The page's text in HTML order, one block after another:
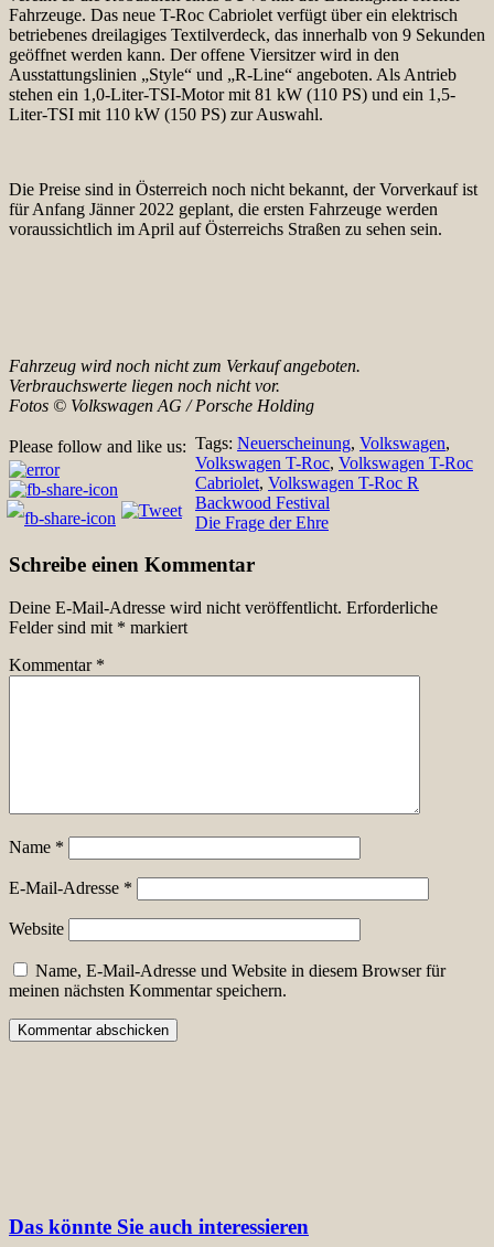
Fahrzeuge. Das neue T-Roc Cabriolet verfügt über ein elektrisch
betriebenes dreilagiges Textilverdeck, das innerhalb von 9 Sekunden
geöffnet werden kann. Der offene Viersitzer wird in den
Ausstattungslinien „Style“ und „R-Line“ angeboten. Als Antrieb
stehen ein 1,0-Liter-TSI-Motor mit 81 kW (110 PS) und ein 1,5-
Liter-TSI mit 110 kW (150 PS) zur Auswahl.
Die Preise sind in Österreich noch nicht bekannt, der Vorverkauf ist
für Anfang Jänner 2022 geplant, die ersten Fahrzeuge werden
voraussichtlich im April auf Österreichs Straßen zu sehen sein.
Fahrzeug wird noch nicht zum Verkauf angeboten.
Verbrauchswerte liegen noch nicht vor.
Fotos © Volkswagen AG / Porsche Holding
Please follow and like us: Tags: Neuerscheinung, Volkswagen,
Volkswagen T-Roc, Volkswagen T-Roc
Cabriolet, Volkswagen T-Roc R
BeitragsnavigationBackwood Festival
Die Frage der Ehre
Schreibe einen Kommentar
Deine E-Mail-Adresse wird nicht veröffentlicht. Erforderliche
Felder sind mit * markiert
Kommentar *
Name *
E-Mail-Adresse *
Website
Name, E-Mail-Adresse und Website in diesem Browser für
meinen nächsten Kommentar speichern.
Das könnte Sie auch interessieren